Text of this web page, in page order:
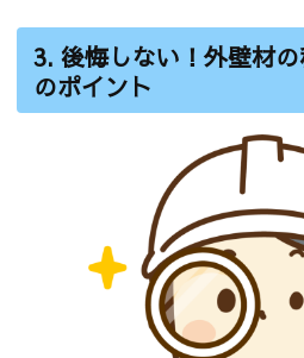
3. 後悔しない！外壁材
のポイント